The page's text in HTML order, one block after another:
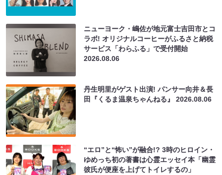
ニューヨーク・嶋佐が地元富士吉田市とコ
ラボ! オリジナルコーヒーがふるさと納税
サービス「わらふる」で受付開始
2026.08.06
丹生明里がゲスト出演! パンサー向井＆長
田『くるま温泉ちゃんねる』2026.08.06
“エロ”と“怖い”が融合!? 3時のヒロイン・
ゆめっち初の著書は心霊エッセイ本「幽霊
彼氏が便座を上げてトイレするの」